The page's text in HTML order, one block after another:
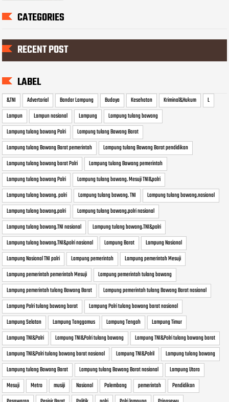
CATEGORIES
RECENT POST
LABEL
&TNI Advertorial Bandar Lampung Budaya Kesehatan Kriminal&Hukum
L
Lampun
Lampun nasional Lampung
Lampung tulang bawang
Lampung tulang bawang Polri
Lampung tulang Bawang Barat
Lampung tulang Bawang Barat pemerintah
Lampung tulang Bawang Barat pendidikan
Lampung tulang bawang barat Polri
Lampung tulang Bawang pemerintah
Lampung tulang bawang Polri
Lampung tulang bawang. Mesuji TNI&polri
Lampung tulang bawang. polri
Lampung tulang bawang. TNI
Lampung tulang bawang.nasional
Lampung tulang bawang.polri
Lampung tulang bawang.polri nasional
Lampung tulang bawang.TNI nasional
Lampung tulang bawang.TNI&polri
Lampung tulang bawang.TNI&polri nasional
Lampung Barat
Lampung Nasional
Lampung Nasional TNI polri
Lampung pemerintah
Lampung pemerintah Mesuji
Lampung pemerintah pemerintah Mesuji
Lampung pemerintah tulang bawang
Lampung pemerintah tulang Bawang Barat
Lampung pemerintah tulang Bawang Barat nasional
Lampung Polri tulang bawang barat
Lampung Polri tulang bawang barat nasional
Lampung Selatan
Lampung Tanggamus Lampung Tengah
Lampung Timur
Lampung TNI&Polri
Lampung TNI&Polri tulang bawang
Lampung TNI&Polri tulang bawang barat
Lampung TNI&Polri tulang bawang barat nasional
Lampung TNI&Polril
Lampung tulang bawang
Lampung tulang Bawang Barat
Lampung tulang Bawang Barat nasional
Lampung Utara
Mesuji
Metro musiji Nasional Palembang pemerintah
Pendidikan